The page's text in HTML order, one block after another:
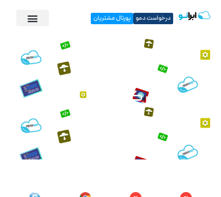
درخواست دمو پورتال مشتریان
برنامه های کاربردی